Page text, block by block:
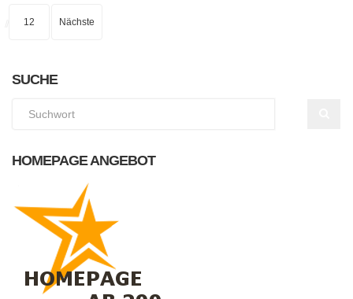
12 Nächste
SUCHE
HOMEPAGE ANGEBOT